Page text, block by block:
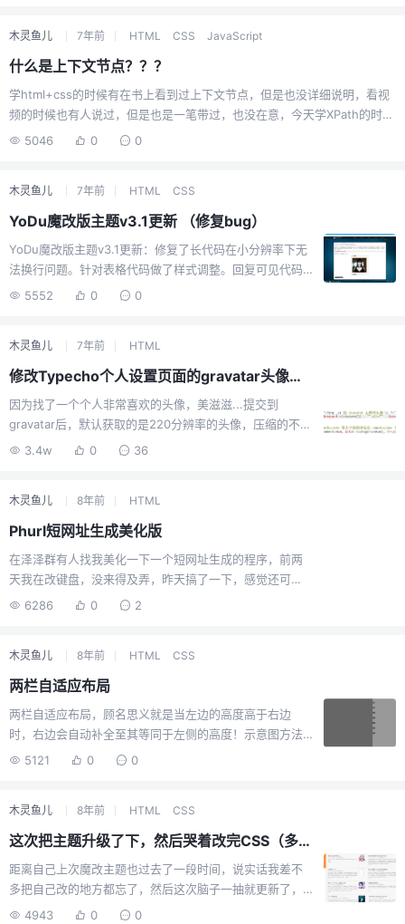
木灵鱼儿 7年前 HTML CSS JavaScript
什么是上下文节点？？？
学html+css的时候有在书上看到过上下文节点，但是也没详细说明，看视
频的时候也有人说过，但是也是一笔带过，也没在意，今天学XPath的时候
就有关于上下文节点有一个说明，但是只说了一点，没啥详细，所以自己
5046 0 0
木灵鱼儿 7年前 HTML CSS
YoDu魔改版主题v3.1更新 （修复bug）
YoDu魔改版主题v3.1更新：修复了长代码在小分辨率下无
法换行问题。针对表格代码做了样式调整。回复可见代码
微调。修复了footer元素由于启用了css3的弹性布局，导
调整。
5552 0 0
木灵鱼儿 7年前 HTML
修改Typecho个人设置页面的gravatar头像分辨率
因为找了一个个人非常喜欢的头像，美滋滋...提交到
gravatar后，默认获取的是220分辨率的头像，压缩的不能
看，加上在群里的“月宅”说可以通过头像链接后面的数字修
找啊找，终于找到了。[hide]修改的文件路径在：你安装的
博客的目录中--admin--profile.php--有一个地方写着数字
也给你标出来了，改成你想要的分辨率，前提你在
gravatar中提交的图片够清晰。[/hide]修改好后保存，然
后刷新缓存，享受！
3.4w 0 36
木灵鱼儿 8年前 HTML
Phurl短网址生成美化版
在泽泽群有人找我美化一下一个短网址生成的程序，前两
天我在改键盘，没来得及弄，昨天搞了一下，感觉还可
以，就是nginx环境需要加伪静态才能使用，但是我个人还
我们待会再讲。先来点图看看效果：展示网址：点击进入
安装方法：将目录内的config.php用编辑器打开，对应填
用中文说明，自行设置好就行将目录内的favicon.ico替换
成自己的logo文件，格式名称一致。然后整个上传至服务
器内，在面板内设置好网站的一些设置，这些就不细说
6286 0 2
木灵鱼儿 8年前 HTML CSS
两栏自适应布局
两栏自适应布局，顾名思义就是当左边的高度高于右边
时，右边会自动补全至其等同于左侧的高度！示意图方法
有三种，按原理来算应该只能算两种，为此我们慢慢道
5121 0 0
木灵鱼儿 8年前 HTML CSS
这次把主题升级了下，然后哭着改完CSS（多列布局属性）
距离自己上次魔改主题也过去了一段时间，说实话我差不
多把自己改的地方都忘了，然后这次脑子一抽就更新了，
然后就是666.....从凌晨2点左右就在搞了，各种更新调
4943 0 0